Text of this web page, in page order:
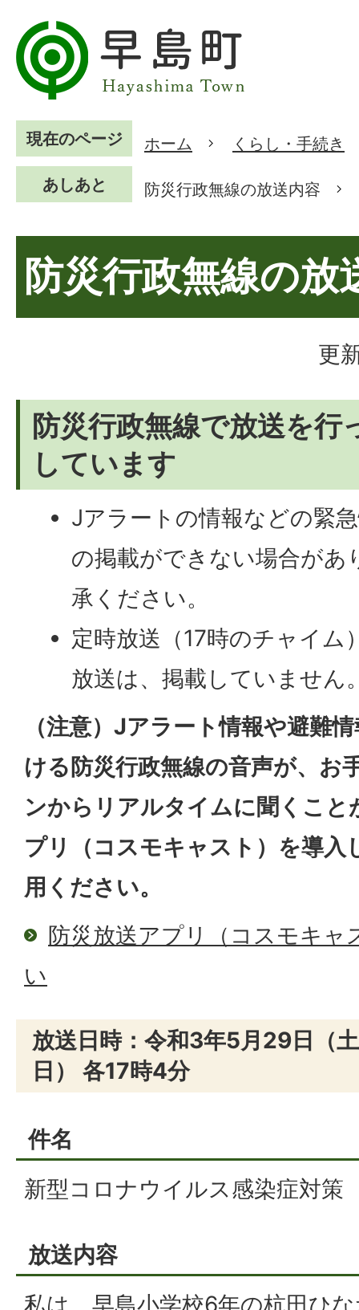
現在のページ ホーム くらし・手続き
あしあと 防災行政無線の放送内容
防災行政無線の放
更
防災行政無線で放送を行
しています
Jアラートの情報などの緊
の掲載ができない場合があ
承ください。
定時放送（17時のチャイム
放送は、掲載していません
（注意）Jアラート情報や避難
ける防災行政無線の音声が、お
ンからリアルタイムに聞くこと
プリ（コスモキャスト）を導入
用ください。
防災放送アプリ（コスモキャ
い
放送日時：令和3年5月29日（
日） 各17時4分
件名
新型コロナウイルス感染症対策
放送内容